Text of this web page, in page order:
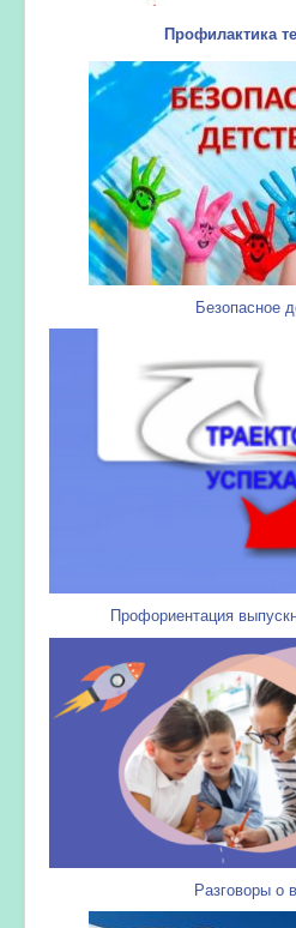
Профилактика
Безопасное
Профориентация
Разговоры о